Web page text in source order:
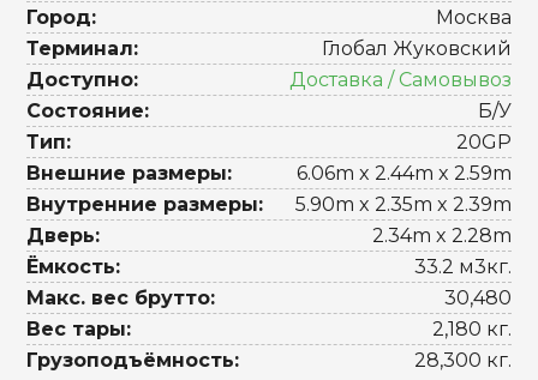
Город:
Москва
Терминал:
Глобал Жуковский
Доступно:
Доставка / Самовывоз
Состояние:
Б/У
Тип:
20GP
Внешние размеры:
6.06m x 2.44m x 2.59m
Внутренние размеры:
5.90m x 2.35m x 2.39m
Дверь:
2.34m x 2.28m
Ёмкость:
33.2 м3кг.
Макс. вес брутто:
30,480
Вес тары:
2,180 кг.
Грузоподъёмность:
28,300 кг.